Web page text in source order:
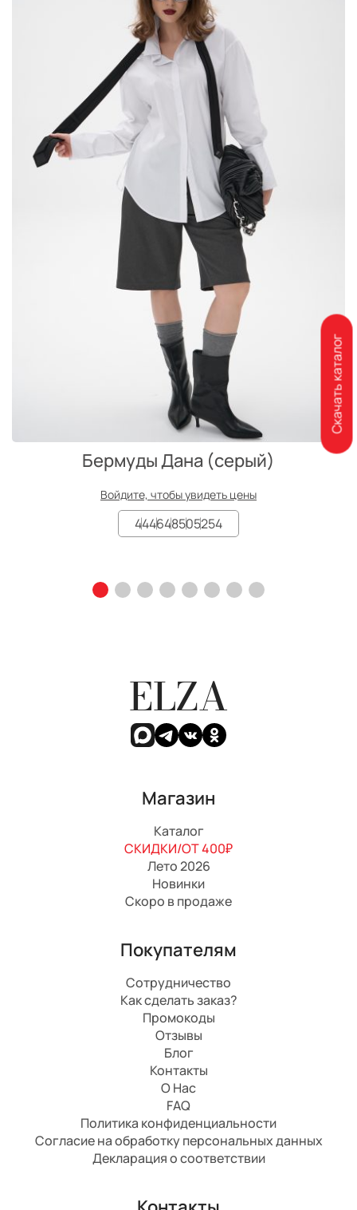
Бермуды Дана (серый)
Войдите, чтобы увидеть цены
444648505254
ELZA
Магазин
Каталог
СКИДКИ/ОТ 400₽
Лето 2026
Новинки
Скоро в продаже
Покупателям
Сотрудничество
Как сделать заказ?
Промокоды
Отзывы
Блог
Контакты
О Нас
FAQ
Политика конфиденциальности
Согласие на обработку персональных данных
Декларация о соответствии
Скачать каталог